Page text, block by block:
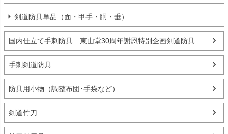
剣道防具単品（面・甲手・胴・垂）
国内仕立て手刺防具 東山堂30周年謝恩特別企画剣道防具
手刺剣道防具
防具用小物（調整布団･手袋など）
剣道竹刀